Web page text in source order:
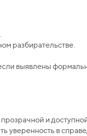
разбирательстве.
выявлены
и
уверенность в